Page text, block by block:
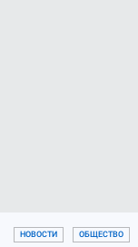
НОВОСТИ ОБЩЕСТВО